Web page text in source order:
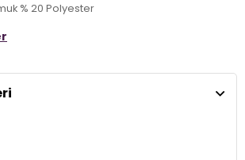
% 20 Polyester
Yaka
: 79 kg / Boy : 1.89 cm / Göğüs : 103 cm / Bel :